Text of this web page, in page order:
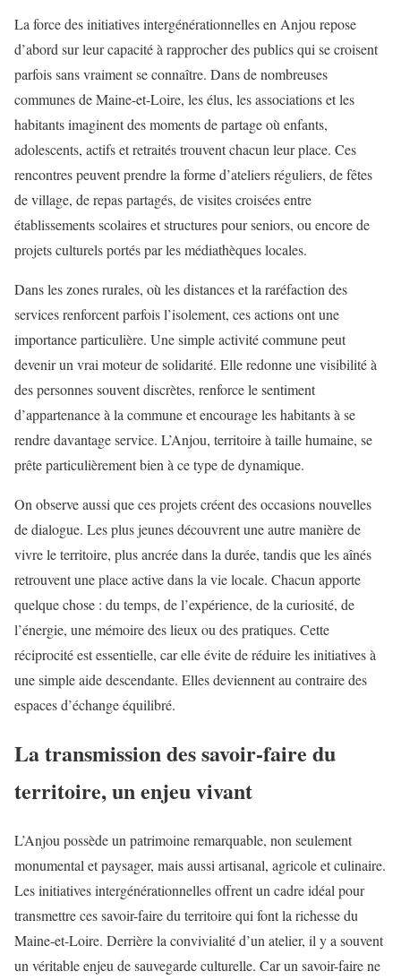
La force des initiatives intergénérationnelles en Anjou repose
d’abord sur leur capacité à rapprocher des publics qui se croisent
parfois sans vraiment se connaître. Dans de nombreuses
communes de Maine-et-Loire, les élus, les associations et les
habitants imaginent des moments de partage où enfants,
adolescents, actifs et retraités trouvent chacun leur place. Ces
rencontres peuvent prendre la forme d’ateliers réguliers, de fêtes
de village, de repas partagés, de visites croisées entre
établissements scolaires et structures pour seniors, ou encore de
projets culturels portés par les médiathèques locales.
Dans les zones rurales, où les distances et la raréfaction des
services renforcent parfois l’isolement, ces actions ont une
importance particulière. Une simple activité commune peut
devenir un vrai moteur de solidarité. Elle redonne une visibilité à
des personnes souvent discrètes, renforce le sentiment
d’appartenance à la commune et encourage les habitants à se
rendre davantage service. L’Anjou, territoire à taille humaine, se
prête particulièrement bien à ce type de dynamique.
On observe aussi que ces projets créent des occasions nouvelles
de dialogue. Les plus jeunes découvrent une autre manière de
vivre le territoire, plus ancrée dans la durée, tandis que les aînés
retrouvent une place active dans la vie locale. Chacun apporte
quelque chose : du temps, de l’expérience, de la curiosité, de
l’énergie, une mémoire des lieux ou des pratiques. Cette
réciprocité est essentielle, car elle évite de réduire les initiatives à
une simple aide descendante. Elles deviennent au contraire des
espaces d’échange équilibré.
La transmission des savoir-faire du
territoire, un enjeu vivant
L’Anjou possède un patrimoine remarquable, non seulement
monumental et paysager, mais aussi artisanal, agricole et culinaire.
Les initiatives intergénérationnelles offrent un cadre idéal pour
transmettre ces savoir-faire du territoire qui font la richesse du
Maine-et-Loire. Derrière la convivialité d’un atelier, il y a souvent
un véritable enjeu de sauvegarde culturelle. Car un savoir-faire ne